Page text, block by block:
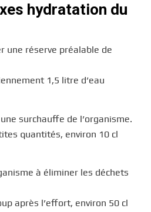
hydratation du
une réserve préalable de
1,5 litre d’eau
surchauffe de l’organisme.
quantités, environ 10 cl
à éliminer les déchets
après l’effort, environ 50 cl